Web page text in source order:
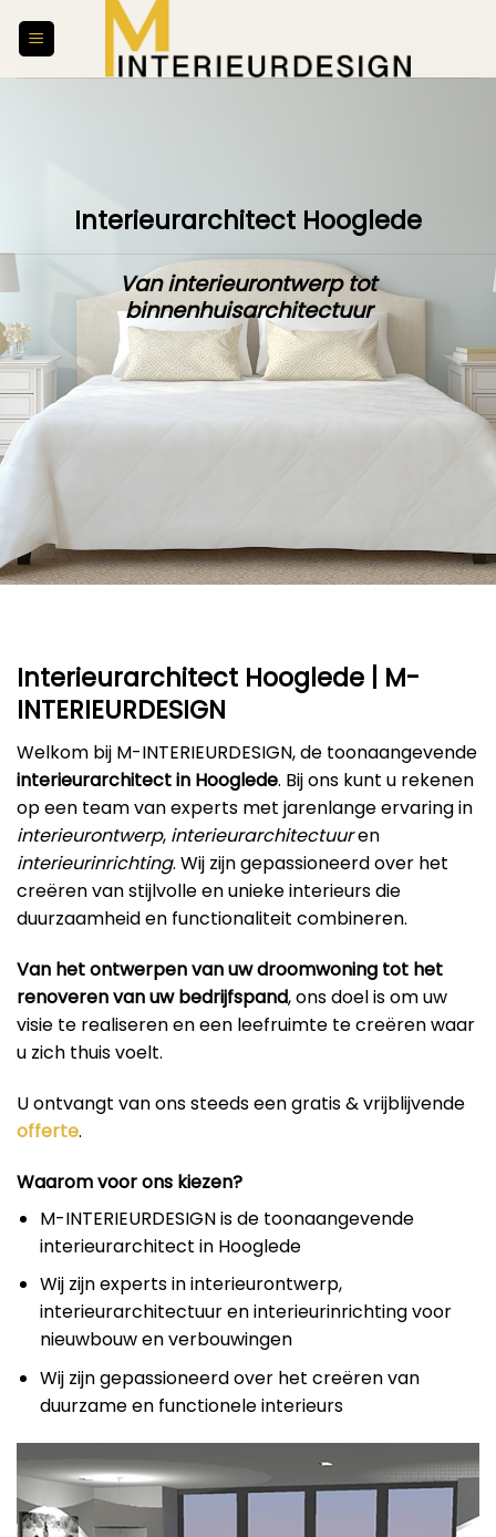
Interieurarchitect Hooglede
Van interieurontwerp tot
binnenhuisarchitectuur
Interieurarchitect Hooglede | M-
INTERIEURDESIGN
Welkom bij M-INTERIEURDESIGN, de toonaangevende
interieurarchitect in Hooglede. Bij ons kunt u rekenen
op een team van experts met jarenlange ervaring in
interieurontwerp, interieurarchitectuuren
interieurinrichting. Wij zijn gepassioneerd over het
creëren van stijlvolle en unieke interieurs die
duurzaamheid en functionaliteit combineren.
Van het ontwerpen van uw droomwoning tot het
renoveren van uw bedrijfspand, ons doel is om uw
visie te realiseren en een leefruimte te creëren waar
u zich thuis voelt.
U ontvangt van ons steeds een gratis & vrijblijvende
offerte.
Waarom voor ons kiezen?
M-INTERIEURDESIGN is de toonaangevende
interieurarchitect in Hooglede
Wij zijn experts in interieurontwerp,
interieurarchitectuur en interieurinrichting voor
nieuwbouw en verbouwingen
Wij zijn gepassioneerd over het creëren van
duurzame en functionele interieurs